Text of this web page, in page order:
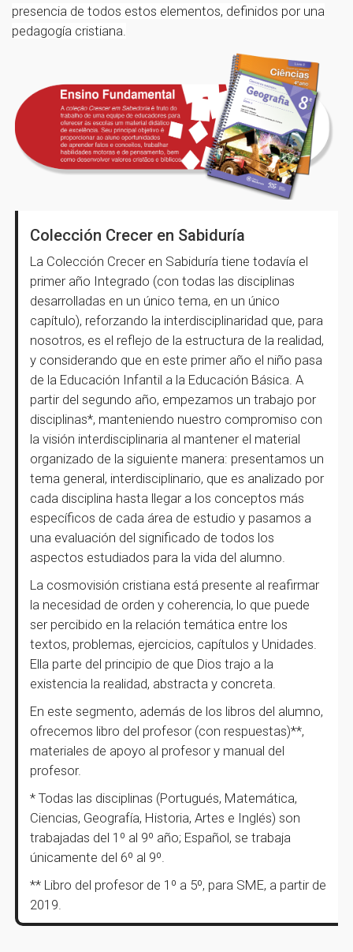
presencia de todos estos elementos, definidos por una
pedagogía cristiana.
Colección Crecer en Sabiduría
La Colección Crecer en Sabiduría tiene todavía el
primer año Integrado (con todas las disciplinas
desarrolladas en un único tema, en un único
capítulo), reforzando la interdisciplinaridad que, para
nosotros, es el reflejo de la estructura de la realidad,
y considerando que en este primer año el niño pasa
de la Educación Infantil a la Educación Básica. A
partir del segundo año, empezamos un trabajo por
disciplinas*, manteniendo nuestro compromiso con
la visión interdisciplinaria al mantener el material
organizado de la siguiente manera: presentamos un
tema general, interdisciplinario, que es analizado por
cada disciplina hasta llegar a los conceptos más
específicos de cada área de estudio y pasamos a
una evaluación del significado de todos los
aspectos estudiados para la vida del alumno.
La cosmovisión cristiana está presente al reafirmar
la necesidad de orden y coherencia, lo que puede
ser percibido en la relación temática entre los
textos, problemas, ejercicios, capítulos y Unidades.
Ella parte del principio de que Dios trajo a la
existencia la realidad, abstracta y concreta.
En este segmento, además de los libros del alumno,
ofrecemos libro del profesor (con respuestas)**,
materiales de apoyo al profesor y manual del
profesor.
* Todas las disciplinas (Portugués, Matemática,
Ciencias, Geografía, Historia, Artes e Inglés) son
trabajadas del 1º al 9º año; Español, se trabaja
únicamente del 6º al 9º.
** Libro del profesor de 1º a 5º, para SME, a partir de
2019.